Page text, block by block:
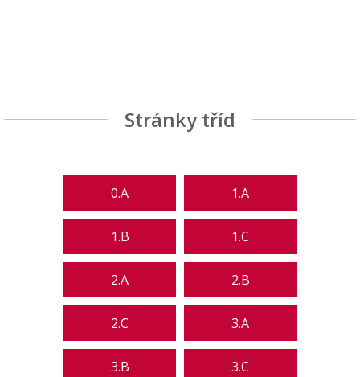
Stránky tříd
0.A 1.A
1.B 1.C
2.A 2.B
2.C 3.A
3.B 3.C